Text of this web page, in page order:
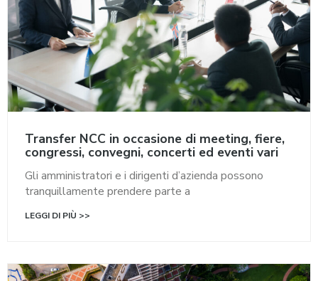
Transfer NCC in occasione di meeting, fiere,
congressi, convegni, concerti ed eventi vari
Gli amministratori e i dirigenti d’azienda possono
tranquillamente prendere parte a
LEGGI DI PIÙ >>